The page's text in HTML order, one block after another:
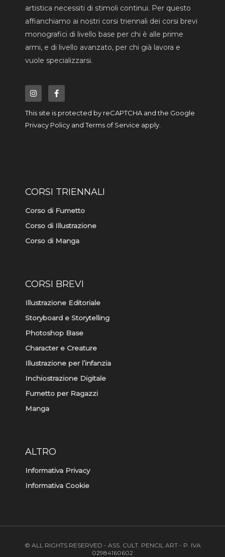
artistica necessiti di stimoli continui. Per questo
affianchiamo ai nostri corsi triennali dei corsi brevi
monografici di livello base per chi è alle prime
armi, e di livello avanzato, per chi già lavora e
vuole specializzarsi.
n
s
t
a
g
r
a
c
e
o
o
This site is protected by reCAPTCHA and the Google
Privacy Policy andTerms of Service apply.
CORSI TRIENNALI
Corso di Fumetto
Corso di Illustrazione
Corso di Manga
CORSI BREVI
Illustrazione Editoriale
Storyboard e Storytelling
Photoshop Base
Character e Creature
Illustrazione per l’infanzia
Inchiostrazione Digitale
Fumetto per Ragazzi
Manga
ALTRO
Informativa Privacy
Informativa Cookie
© ALL RIGHTS RESERVED - ASS. CULT. PENCIL ART - P. IVA
02984160602